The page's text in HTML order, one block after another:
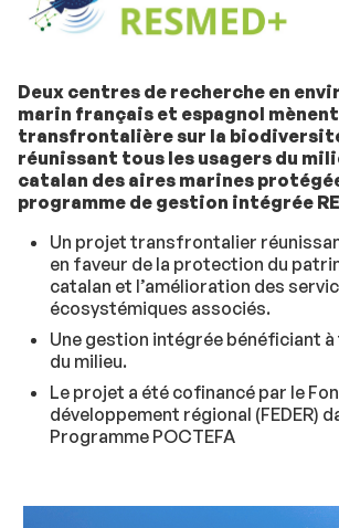
Deux centres de recherche en
marin français et espagnol
transfrontalière sur la
réunissant tous les usagers du
catalan des aires marines
programme de gestion intégrée
Un projet transfrontalier
en faveur de la protection du
catalan et l’amélioration des
écosystémiques associés.
Une gestion intégrée bénéficiant
du milieu.
Le projet a été cofinancé par le
développement régional (FEDER)
Programme POCTEFA